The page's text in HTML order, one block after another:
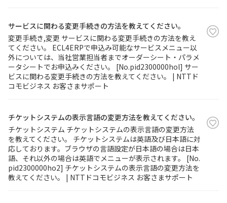
サービスに関わる変更手続きの方法を教えてください。
変更手続き,変更 サービスに関わる変更手続きの方法を教え
てください。 ECL4ERPで申込み可能なサービスメニュー以
外については、当社営業担当者までオーダーシート・パラメ
ータシートでお申込みください。 [No.pid2300000hol] サー
ビスに関わる変更手続きの方法を教えてください。 | NTTド
コモビジネス お客さまサポート
チケットシステムの表示言語の変更方法を教えてください。
チケットシステム チケットシステムの表示言語の変更方法
を教えてください。 チケットシステムは英語及び日本語に対
応しております。ブラウザの言語設定が日本語の場合は日本
語、それ以外の場合は英語でメニューが表示されます。 [No.
pid2300000ho2] チケットシステムの表示言語の変更方法を
教えてください。 | NTTドコモビジネス お客さまサポート